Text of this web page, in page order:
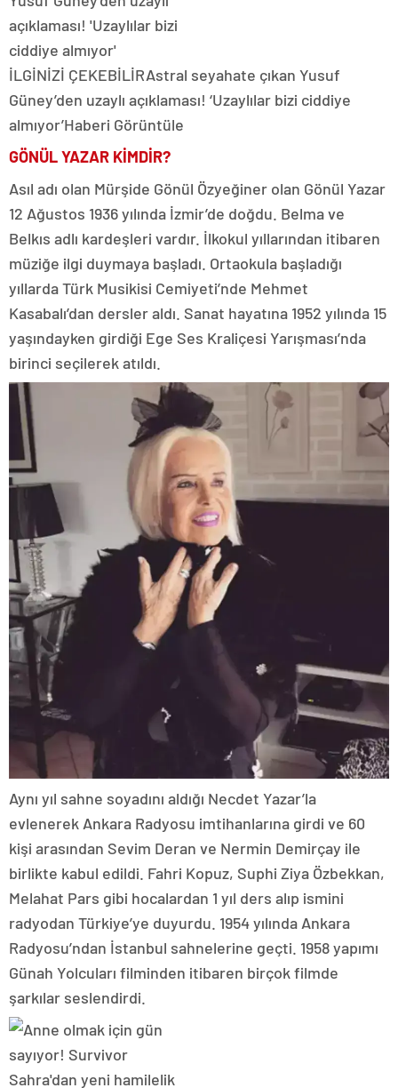
İLGİNİZİ ÇEKEBİLİRAstral seyahate çıkan Yusuf
Güney’den uzaylı açıklaması! ‘Uzaylılar bizi ciddiye
almıyor’Haberi Görüntüle
GÖNÜL YAZAR KİMDİR?
Asıl adı olan Mürşide Gönül Özyeğiner olan Gönül Yazar
12 Ağustos 1936 yılında İzmir’de doğdu. Belma ve
Belkıs adlı kardeşleri vardır. İlkokul yıllarından itibaren
müziğe ilgi duymaya başladı. Ortaokula başladığı
yıllarda Türk Musikisi Cemiyeti’nde Mehmet
Kasabalı’dan dersler aldı. Sanat hayatına 1952 yılında 15
yaşındayken girdiği Ege Ses Kraliçesi Yarışması’nda
birinci seçilerek atıldı.
Aynı yıl sahne soyadını aldığı Necdet Yazar’la
evlenerek Ankara Radyosu imtihanlarına girdi ve 60
kişi arasından Sevim Deran ve Nermin Demirçay ile
birlikte kabul edildi. Fahri Kopuz, Suphi Ziya Özbekkan,
Melahat Pars gibi hocalardan 1 yıl ders alıp ismini
radyodan Türkiye’ye duyurdu. 1954 yılında Ankara
Radyosu’ndan İstanbul sahnelerine geçti. 1958 yapımı
Günah Yolcuları filminden itibaren birçok filmde
şarkılar seslendirdi.